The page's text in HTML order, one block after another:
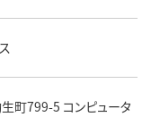
町799-5 コンピュータ